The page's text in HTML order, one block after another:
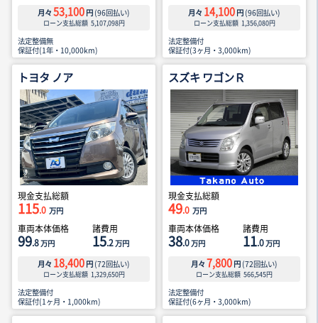
月々 53,100 円 (96回払い)
ローン支払総額 5,107,098円
法定整備無
保証付(1年・10,000km)
月々 14,100 円 (96回払い)
ローン支払総額 1,356,080円
法定整備付
保証付(3ヶ月・3,000km)
トヨタ ノア
現金支払総額
115.0 万円
車両本体価格
99.8万円
諸費用
15.2万円
月々 18,400 円 (72回払い)
ローン支払総額 1,329,650円
法定整備付
保証付(1ヶ月・1,000km)
スズキ ワゴンＲ
現金支払総額
49.0 万円
車両本体価格
38.0万円
諸費用
11.0万円
月々 7,800 円 (72回払い)
ローン支払総額 566,545円
法定整備付
保証付(6ヶ月・3,000km)